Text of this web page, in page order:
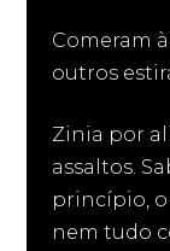
Comeram
outros
Zinia por
assaltos.
princípio,
nem tudo